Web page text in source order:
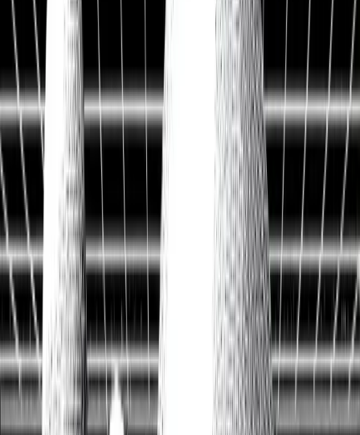
Kennzahlen
50 J.
Historische Daten
<10ms
API-Latenz
Kostenlos Aktien analysieren
Data API entdecken
Watchlist